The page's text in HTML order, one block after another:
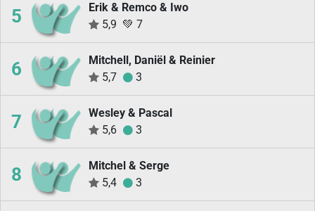
5
Erik & Remco & Iwo
5,9 💚 7
6
Mitchell, Daniël & Reinier
5,7
3
7
Wesley & Pascal
5,6
3
8
Mitchel & Serge
5,4
3